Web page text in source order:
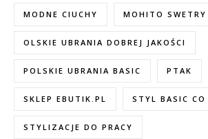
MODNE CIUCHY MOHITO SWETRY
OLSKIE UBRANIA DOBREJ JAKOŚCI
POLSKIE UBRANIA BASIC PTAK
SKLEP EBUTIK.PL STYL BASIC CO
STYLIZACJE DO PRACY